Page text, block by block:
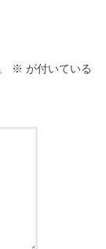
※ が付いている